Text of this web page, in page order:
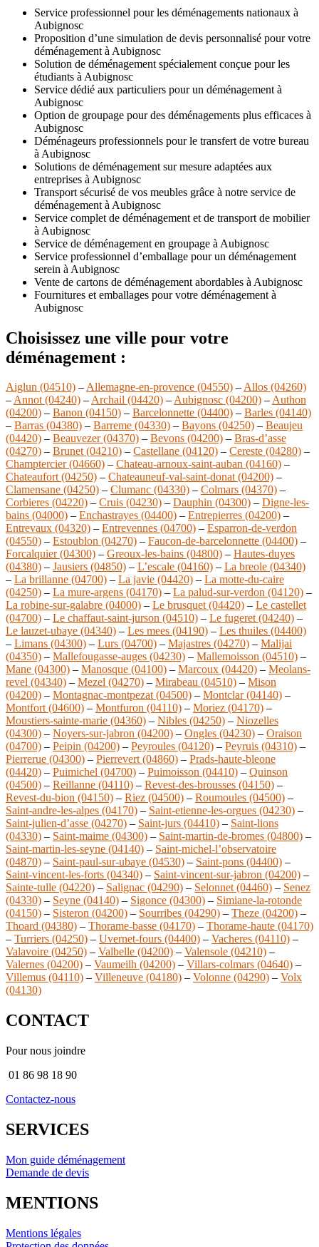
Service professionnel pour les déménagements nationaux à
Aubignosc
Proposition d’une simulation de devis personnalisé pour votre
déménagement à Aubignosc
Solution de déménagement spécialement conçue pour les
étudiants à Aubignosc
Service dédié aux particuliers pour un déménagement à
Aubignosc
Option de groupage pour des déménagements plus efficaces à
Aubignosc
Déménageurs professionnels pour le transfert de votre bureau
à Aubignosc
Solutions de déménagement sur mesure adaptées aux
entreprises à Aubignosc
Transport sécurisé de vos meubles grâce à notre service de
déménagement à Aubignosc
Service complet de déménagement et de transport de mobilier
à Aubignosc
Service de déménagement en groupage à Aubignosc
Service professionnel d’emballage pour un déménagement
serein à Aubignosc
Vente de cartons de déménagement abordables à Aubignosc
Fournitures et emballages pour votre déménagement à
Aubignosc
Choisissez une ville pour votre
déménagement :
Aiglun (04510) –Allemagne-en-provence (04550) –Allos (04260)
–Annot (04240) –Archail (04420) –Aubignosc (04200) –Authon
(04200) – Banon (04150) – Barcelonnette (04400) – Barles (04140)
– Barras (04380) – Barreme (04330) – Bayons (04250) – Beaujeu
(04420) – Beauvezer (04370) – Bevons (04200) – Bras-d’asse
(04270) – Brunet (04210) – Castellane (04120) – Cereste (04280) –
Champtercier (04660) – Chateau-arnoux-saint-auban (04160) –
Chateaufort (04250) – Chateauneuf-val-saint-donat (04200) –
Clamensane (04250) – Clumanc (04330) – Colmars (04370) –
Corbieres (04220) – Cruis (04230) – Dauphin (04300) – Digne-les-
bains (04000) – Enchastrayes (04400) – Entrepierres (04200) –
Entrevaux (04320) – Entrevennes (04700) – Esparron-de-verdon
(04550) – Estoublon (04270) – Faucon-de-barcelonnette (04400) –
Forcalquier (04300) – Greoux-les-bains (04800) – Hautes-duyes
(04380) – Jausiers (04850) – L’escale (04160) – La breole (04340)
– La brillanne (04700) – La javie (04420) – La motte-du-caire
(04250) – La mure-argens (04170) – La palud-sur-verdon (04120) –
La robine-sur-galabre (04000) – Le brusquet (04420) – Le castellet
(04700) – Le chaffaut-saint-jurson (04510) – Le fugeret (04240) –
Le lauzet-ubaye (04340) – Les mees (04190) – Les thuiles (04400)
– Limans (04300) – Lurs (04700) – Majastres (04270) – Malijai
(04350) – Mallefougasse-auges (04230) – Mallemoisson (04510) –
Mane (04300) – Manosque (04100) – Marcoux (04420) – Meolans-
revel (04340) – Mezel (04270) – Mirabeau (04510) – Mison
(04200) – Montagnac-montpezat (04500) – Montclar (04140) –
Montfort (04600) – Montfuron (04110) – Moriez (04170) –
Moustiers-sainte-marie (04360) – Nibles (04250) – Niozelles
(04300) – Noyers-sur-jabron (04200) – Ongles (04230) – Oraison
(04700) – Peipin (04200) – Peyroules (04120) – Peyruis (04310) –
Pierrerue (04300) – Pierrevert (04860) – Prads-haute-bleone
(04420) – Puimichel (04700) – Puimoisson (04410) – Quinson
(04500) – Reillanne (04110) – Revest-des-brousses (04150) –
Revest-du-bion (04150) – Riez (04500) – Roumoules (04500) –
Saint-andre-les-alpes (04170) – Saint-etienne-les-orgues (04230) –
Saint-julien-d’asse (04270) – Saint-jurs (04410) – Saint-lions
(04330) – Saint-maime (04300) – Saint-martin-de-bromes (04800) –
Saint-martin-les-seyne (04140) – Saint-michel-l’observatoire
(04870) – Saint-paul-sur-ubaye (04530) – Saint-pons (04400) –
Saint-vincent-les-forts (04340) – Saint-vincent-sur-jabron (04200) –
Sainte-tulle (04220) – Salignac (04290) – Selonnet (04460) – Senez
(04330) – Seyne (04140) – Sigonce (04300) – Simiane-la-rotonde
(04150) – Sisteron (04200) – Sourribes (04290) – Theze (04200) –
Thoard (04380) – Thorame-basse (04170) – Thorame-haute (04170)
– Turriers (04250) – Uvernet-fours (04400) – Vacheres (04110) –
Valavoire (04250) – Valbelle (04200) – Valensole (04210) –
Valernes (04200) – Vaumeilh (04200) – Villars-colmars (04640) –
Villemus (04110) – Villeneuve (04180) – Volonne (04290) – Volx
(04130)
CONTACT
Pour nous joindre
01 86 98 18 90
Contactez-nous
SERVICES
Mon guide déménagement
Demande de devis
MENTIONS
Mentions légales